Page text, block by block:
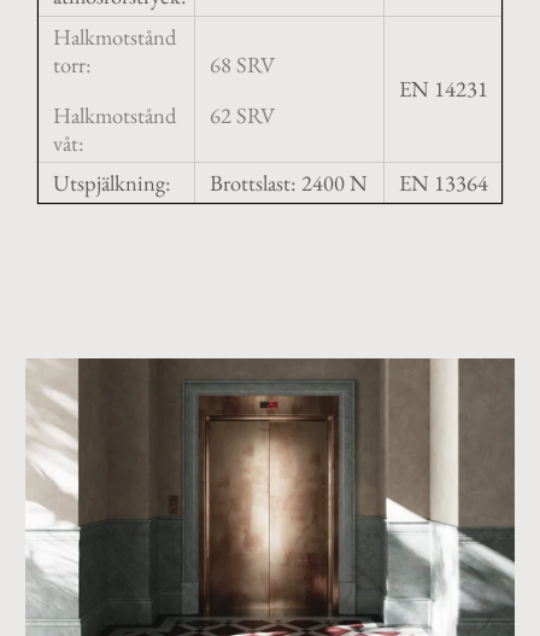
Halkmotstånd
torr:
Halkmotstånd
våt:
68 SRV
62 SRV
EN 14231
Utspjälkning: Brottslast: 2400 N EN 13364